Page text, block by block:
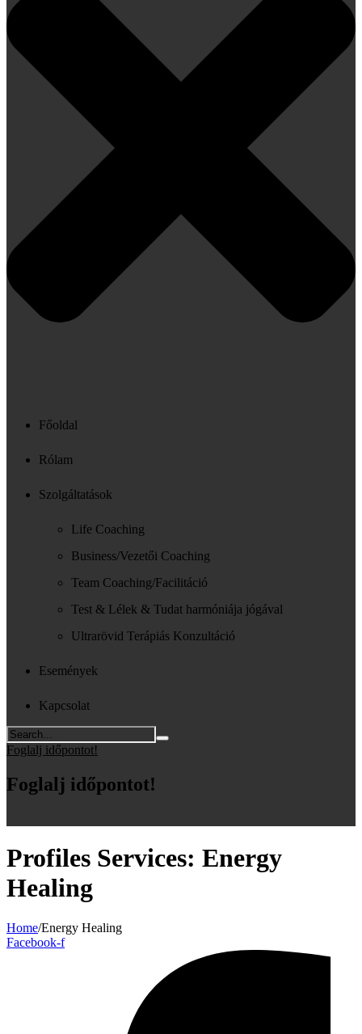
Főoldal
Rólam
Szolgáltatások
Life Coaching
Business/Vezetői Coaching
Team Coaching/Facilitáció
Test & Lélek & Tudat harmóniája jógával
Ultrarövid Terápiás Konzultáció
Események
Kapcsolat
Foglalj időpontot!
Foglalj időpontot!
Profiles Services: Energy
Healing
Home/Energy Healing
Facebook-f